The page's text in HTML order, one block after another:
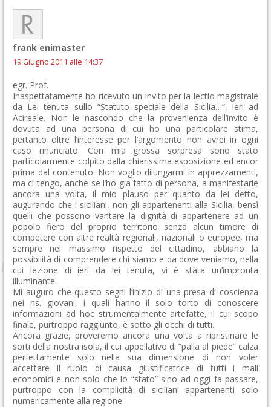
frank enimaster
19 Giugno 2011 alle 14:37
egr. Prof.
Inaspettatamente ho ricevuto un invito per la lectio magistrale
da Lei tenuta sullo “Statuto speciale della Sicilia…”, ieri ad
Acireale. Non le nascondo che la provenienza dell’invito è
dovuta ad una persona di cui ho una particolare stima,
pertanto oltre l’interesse per l’argomento non avrei in ogni
caso rinunciato. Con mia grossa sorpresa sono stato
particolarmente colpito dalla chiarissima esposizione ed ancor
prima dal contenuto. Non voglio dilungarmi in apprezzamenti,
ma ci tengo, anche se l’ho gia fatto di persona, a manifestarle
ancora una volta, il mio plauso per quanto da lei detto,
augurando che i siciliani, non gli appartenenti alla Sicilia, bensì
quelli che possono vantare la dignità di appartenere ad un
popolo fiero del proprio territorio senza alcun timore di
competere con altre realtà regionali, nazionali o europee, ma
sempre nel massimo rispetto del cittadino, abbiano la
possibilità di comprendere chi siamo e da dove veniamo, nella
cui lezione di ieri da lei tenuta, vi è stata un’impronta
illuminante.
Mi auguro che questo segni l’inizio di una presa di coscienza
nei ns. giovani, i quali hanno il solo torto di conoscere
informazioni ad hoc strumentalmente artefatte, il cui scopo
finale, purtroppo raggiunto, è sotto gli occhi di tutti.
Ancora grazie, proveremo ancora una volta a ripristinare le
sorti della nostra isola, il cui appellativo di “palla al piede” calza
perfettamente solo nella sua dimensione di non voler
accettare il ruolo di causa giustificatrice di tutti i mali
economici e non solo che lo “stato” sino ad oggi fa passare,
purtroppo con la complicità di siciliani appartenenti solo
numericamente alla regione.